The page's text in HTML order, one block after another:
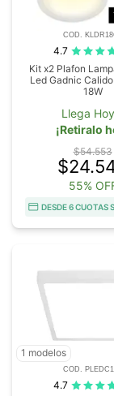
COD.
4.7
Kit x2 Plafon
Led Gadnic
18W
Llega
¡Retiralo
$54.553
55%
DESDE 6 CUOTAS
1 modelos
COD.
4.7